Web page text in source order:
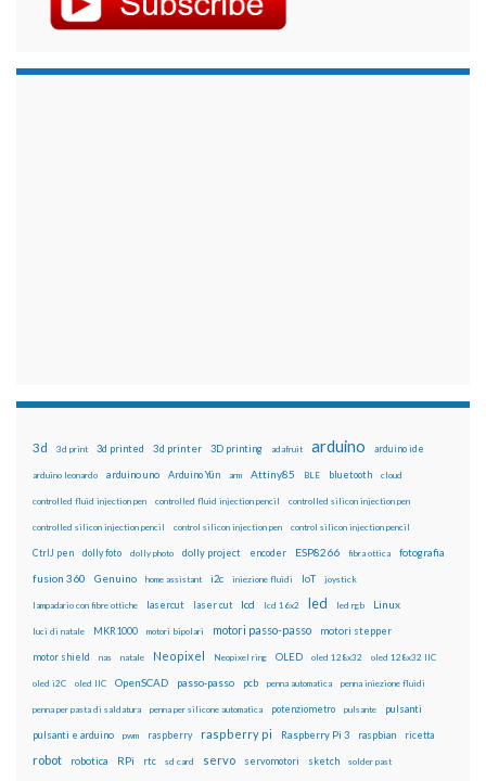
3d 3d print 3d printed 3d printer 3D printing adafruit arduino arduino ide
arduino leonardo arduino uno Arduino Yún arm Attiny85 BLE bluetooth cloud
controlled fluid injection pen controlled fluid injection pencil controlled silicon injection pen
controlled silicon injection pencil control silicon injection pen control silicon injection pencil
CtrlJ pen dolly foto dolly photo dolly project encoder ESP8266 fibra ottica fotografia
fusion 360 Genuino home assistant i2c iniezione fluidi IoT joystick
lampadario con fibre ottiche lasercut laser cut lcd lcd 16x2 led led rgb Linux
luci di natale MKR1000 motori bipolari motori passo-passo motori stepper
motor shield nas natale Neopixel Neopixel ring OLED oled 128x32 oled 128x32 IIC
oled i2C oled IIC OpenSCAD passo-passo pcb penna automatica penna iniezione fluidi
penna per pasta di saldatura penna per silicone automatica potenziometro pulsante pulsanti
pulsanti e arduino pwm raspberry raspberry pi Raspberry Pi 3 raspbian ricetta
robot robotica RPi rtc sd card servo servomotori sketch solder past